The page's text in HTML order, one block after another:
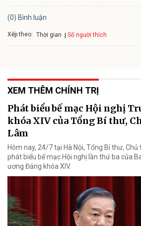
(0) Bình luận
Xếp theo: Thời gian Số người thích
XEM THÊM CHÍNH TRỊ
Phát biểu bế mạc Hội nghị
khóa XIV của Tổng Bí thư,
Lâm
Hôm nay, 24/7 tại Hà Nội, Tổng Bí thư,
phát biểu bế mạc Hội nghị lần thứ ba của
ương Đảng khóa XIV.